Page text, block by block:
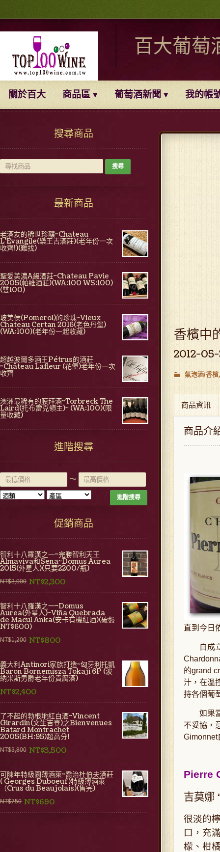
百大葡萄
關於百大 商品區 葡萄酒新聞 我的帳
搜尋商品
最新商品
老酒友的稀世珍釀~Chateau
L'Evangile(樂王吉酒莊)(老年份一次
收齊!)(難找)
聖愛美濃A級酒莊~Chateau Pavie
2005(帕維酒莊)(WA:100 WS:100)
(雙100)
玻美侯(Pomerol)的珍珠~Vieux
Chateau Certan 2016(老色丹堡)
(WA:100)(老年份一起收藏)
超越波爾多酒王Pétrus的酒莊
~Château Lafleur (花堡)老年份一次
收齊
澳洲最稀有的膜拜酒~Torbreck The
Laird(托布雷克領主)~ (WA:100)(限
量收藏)
進階搜尋
~
進階搜尋
促銷商品
智利十八羅漢之一~完勝智利天王
Almaviva和Sena~Domus Aurea
2015(外星人)(只要2200/瓶)
NT$3,000 NT$2,300
智利十八羅漢之一~Domus
Aurea(外星人)~Viña Quebrada
de Macul Anka(安卡有機紅酒)(破盤
NT$600)
NT$1,200 NT$800
義大利Antinori家族打造~匈牙利托凱
Baron Bornemisza Tokaji 6P (波
納米斯男爵老年份貴腐酒)
NT$2,400
了不起的勃根地紅白酒~Vincent
Girardin(文生吉登)之Bienvenues
Batard Montrachet
2005(BH:95)超高分!
NT$3,800 NT$3,500
可陳年特級園薄酒萊~喬治杜伯夫酒莊
( Georges Duboeuf)特級薄酒萊
（Crus du Beaujolais)(售完)
NT$750 NT$690
香檳中
2012-05-
氣泡酒/香檳
商品資訊
商品介
直到今日
自成
的grand
汁，在溫
持各個葡
如果
不妥協，
Gimonnet
Pierre
吉莫娜
很淡的
口，充
檬 、 柑